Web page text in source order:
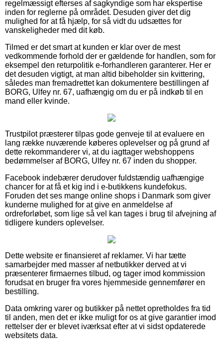
regelmæssigt efterses af sagkyndige som har ekspertise
inden for reglerne på området. Desuden giver det dig
mulighed for at få hjælp, for så vidt du udsættes for
vanskeligheder med dit køb.
Tilmed er det smart at kunden er klar over de mest
vedkommende forhold der er gældende for handlen, som for
eksempel den returpolitik e-forhandleren garanterer. Her er
det desuden vigtigt, at man altid bibeholder sin kvittering,
således man fremadrettet kan dokumentere bestillingen af
BORG, Ulfey nr. 67, uafhængig om du er på indkøb til en
mand eller kvinde.
Trustpilot præsterer tilpas gode genveje til at evaluere en
lang række nuværende køberes oplevelser og på grund af
dette rekommanderer vi, at du iagttager webshoppens
bedømmelser af BORG, Ulfey nr. 67 inden du shopper.
Facebook indebærer derudover fuldstændig uafhængige
chancer for at få et kig ind i e-butikkens kundefokus.
Foruden det ses mange online shops i Danmark som giver
kunderne mulighed for at give en anmeldelse af
ordreforløbet, som lige så vel kan tages i brug til afvejning af
tidligere kunders oplevelser.
Dette website er finansieret af reklamer. Vi har tætte
samarbejder med masser af netbutikker derved at vi
præsenterer firmaernes tilbud, og tager imod kommission
forudsat en bruger fra vores hjemmeside gennemfører en
bestilling.
Data omkring varer og butikker på nettet opretholdes fra tid
til anden, men det er ikke muligt for os at give garantier imod
rettelser der er blevet iværksat efter at vi sidst opdaterede
websitets data.